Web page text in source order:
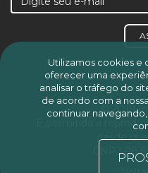
© 2019
É permitida a
desde
CNPJ
Utilizamos cookies e
oferecer uma
analisar o tráfego do
de acordo com a nossa
continuar